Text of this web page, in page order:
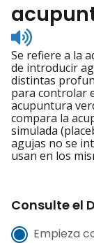
Listen
to
Se refiere a la
de introducir
distintas
para controlar
acupuntura
compara la
simulada
agujas no se
usan en los
Consulte el
Empieza